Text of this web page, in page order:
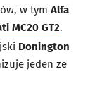
w tym Alfa
MC20 GT2.
Donington
jeden ze